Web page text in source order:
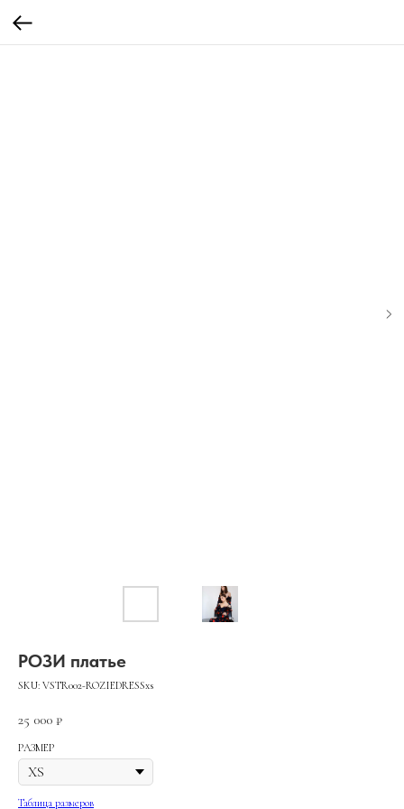
РОЗИ платье
SKU: VSTR002-ROZIEDRESSxs
25 000 ₽
РАЗМЕР
Таблица размеров